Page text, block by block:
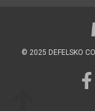
© 2025 DEFELSKO